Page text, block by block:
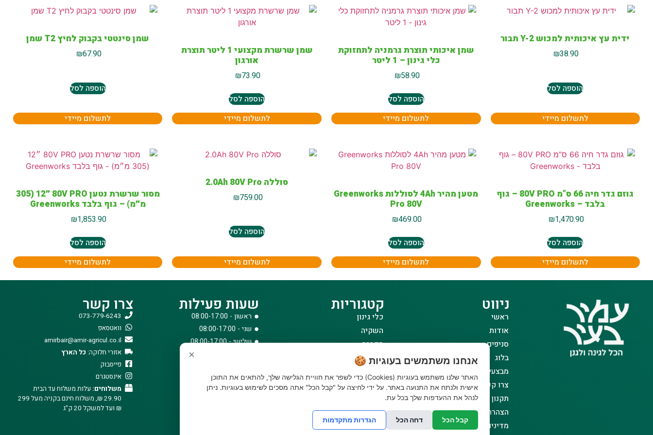
ידית עץ איכותית למכוש Y-2 תבור
₪38.90
הוספה לסל
לתשלום מיידי
שמן איכותי תוצרת גרמניה לתחזוקת
כלי גינון – 1 ליטר
₪58.90
הוספה לסל
לתשלום מיידי
שמן שרשרת מקצועי 1 ליטר תוצרת
אורגון
₪73.90
הוספה לסל
לתשלום מיידי
שמן סינטטי בקבוק לחיץ T2 שמן
₪67.90
הוספה לסל
לתשלום מיידי
גוזם גדר חיה 66 ס”מ 80V PRO – גוף
בלבד – Greenworks
₪1,470.90
הוספה לסל
לתשלום מיידי
מטען מהיר 4Ah לסוללות Greenworks
Pro 80V
₪469.00
הוספה לסל
לתשלום מיידי
סוללה 2.0Ah 80V Pro
₪759.00
הוספה לסל
לתשלום מיידי
מסור שרשרת נטען 80V PRO ״12 (305
מ״מ) – גוף בלבד Greenworks
₪1,853.90
הוספה לסל
לתשלום מיידי
ניווט
ראשי
אודות
סניפים
בלוג
מבצעים
צרו קשר
תקנון אתר
הצהרת נגישות
מדיניות פרטיות
קטגוריות
כלי גינון
השקיה
הדברה
דשנים
דשא סינטטי ואביזרים
ביגוד והנעלה
טרקטורוני כיסוח
שעות פעילות
ראשון - 08:00-17:00
שני - 08:00-17:00
שלישי - 08:00-17:00
שישי - 08:00-12:30
צרו קשר
073-779-6243
וואטסאפ
amirbair@amir-agricul.co.il
אזורי חלוקה: כל הארץ
פייסבוק
אינסטגרם
משלוחים: עלות משלוח עד הבית
29.90 ₪, משלוח חינם בקניה מעל 299
₪ ועד למשקל 20 ק"ג
× אנחנו משתמשים בעוגיות 🍪
האתר שלנו משתמש בעוגיות (Cookies) כדי לשפר את חוויית הגלישה שלך, להתאים את התוכן
אישית ולנתח את התנועה באתר. על ידי לחיצה על "קבל הכל" אתה מסכים לשימוש בעוגיות. ניתן
לנהל את ההעדפות שלך בכל עת.
קבל הכל דחה הכל הגדרות מתקדמות